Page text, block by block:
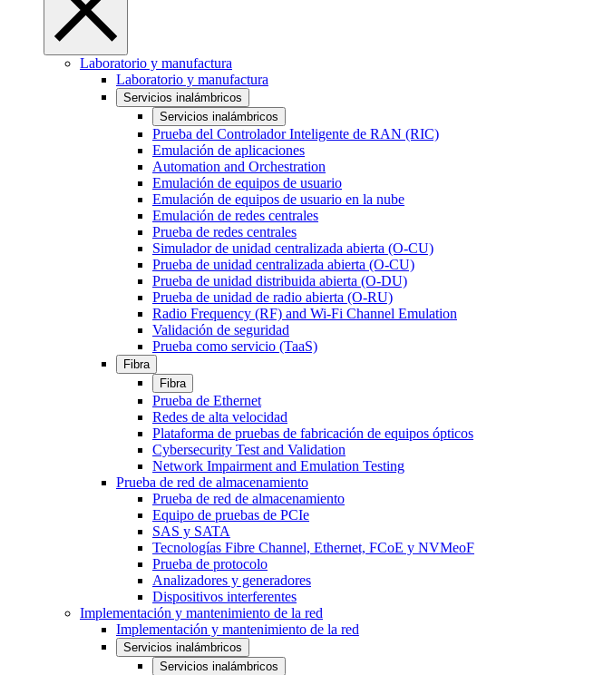
Laboratorio y manufactura
Laboratorio y manufactura
Servicios inalámbricos
Servicios inalámbricos
Prueba del Controlador Inteligente de RAN (RIC)
Emulación de aplicaciones
Automation and Orchestration
Emulación de equipos de usuario
Emulación de equipos de usuario en la nube
Emulación de redes centrales
Prueba de redes centrales
Simulador de unidad centralizada abierta (O-CU)
Prueba de unidad centralizada abierta (O-CU)
Prueba de unidad distribuida abierta (O-DU)
Prueba de unidad de radio abierta (O-RU)
Radio Frequency (RF) and Wi-Fi Channel Emulation
Validación de seguridad
Prueba como servicio (TaaS)
Fibra
Fibra
Prueba de Ethernet
Redes de alta velocidad
Plataforma de pruebas de fabricación de equipos ópticos
Cybersecurity Test and Validation
Network Impairment and Emulation Testing
Prueba de red de almacenamiento
Prueba de red de almacenamiento
Equipo de pruebas de PCIe
SAS y SATA
Tecnologías Fibre Channel, Ethernet, FCoE y NVMeoF
Prueba de protocolo
Analizadores y generadores
Dispositivos interferentes
Implementación y mantenimiento de la red
Implementación y mantenimiento de la red
Servicios inalámbricos
Servicios inalámbricos